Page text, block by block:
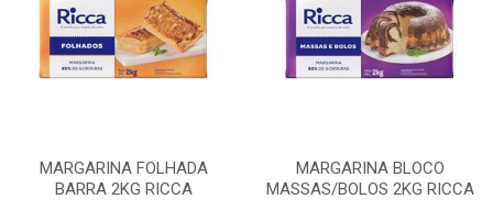
MARGARINA FOLHADA
BARRA 2KG RICCA
MARGARINA BLOCO
MASSAS/BOLOS 2KG RICCA